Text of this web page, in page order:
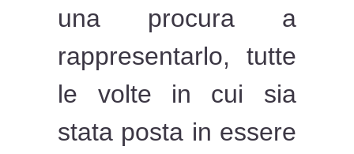
una procura a
rappresentarlo, tutte
le volte in cui sia
stata posta in essere